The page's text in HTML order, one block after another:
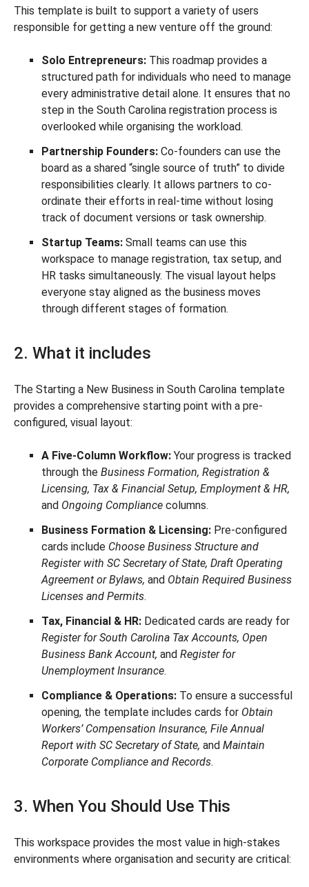
This template is built to support a variety of users
responsible for getting a new venture off the ground:
Solo Entrepreneurs: This roadmap provides a
structured path for individuals who need to manage
every administrative detail alone. It ensures that no
step in the South Carolina registration process is
overlooked while organising the workload.
Partnership Founders: Co-founders can use the
board as a shared “single source of truth” to divide
responsibilities clearly. It allows partners to co-
ordinate their efforts in real-time without losing
track of document versions or task ownership.
Startup Teams: Small teams can use this
workspace to manage registration, tax setup, and
HR tasks simultaneously. The visual layout helps
everyone stay aligned as the business moves
through different stages of formation.
2. What it includes
The Starting a New Business in South Carolina template
provides a comprehensive starting point with a pre-
configured, visual layout:
A Five-Column Workflow: Your progress is tracked
through the Business Formation, Registration &
Licensing, Tax & Financial Setup, Employment & HR,
and Ongoing Compliance columns.
Business Formation & Licensing: Pre-configured
cards include Choose Business Structure and
Register with SC Secretary of State, Draft Operating
Agreement or Bylaws, and Obtain Required Business
Licenses and Permits.
Tax, Financial & HR: Dedicated cards are ready for
Register for South Carolina Tax Accounts, Open
Business Bank Account, and Register for
Unemployment Insurance.
Compliance & Operations: To ensure a successful
opening, the template includes cards for Obtain
Workers’ Compensation Insurance, File Annual
Report with SC Secretary of State, and Maintain
Corporate Compliance and Records.
3. When You Should Use This
This workspace provides the most value in high-stakes
environments where organisation and security are critical: